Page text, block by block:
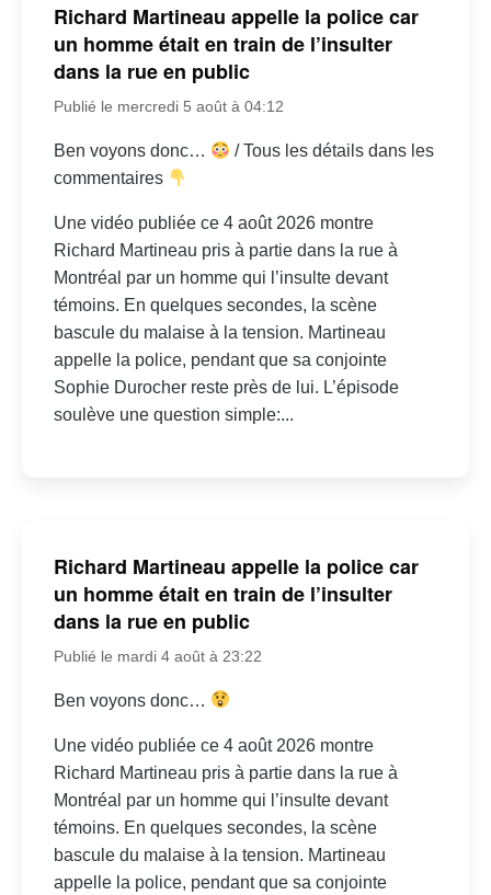
Richard Martineau appelle la police car
un homme était en train de l’insulter
dans la rue en public
Publié le mercredi 5 août à 04:12
Ben voyons donc…
/ Tous les détails dans les
commentaires
Une vidéo publiée ce 4 août 2026 montre
Richard Martineau pris à partie dans la rue à
Montréal par un homme qui l’insulte devant
témoins. En quelques secondes, la scène
bascule du malaise à la tension. Martineau
appelle la police, pendant que sa conjointe
Sophie Durocher reste près de lui. L’épisode
soulève une question simple:...
Richard Martineau appelle la police car
un homme était en train de l’insulter
dans la rue en public
Publié le mardi 4 août à 23:22
Ben voyons donc…
Une vidéo publiée ce 4 août 2026 montre
Richard Martineau pris à partie dans la rue à
Montréal par un homme qui l’insulte devant
témoins. En quelques secondes, la scène
bascule du malaise à la tension. Martineau
appelle la police, pendant que sa conjointe